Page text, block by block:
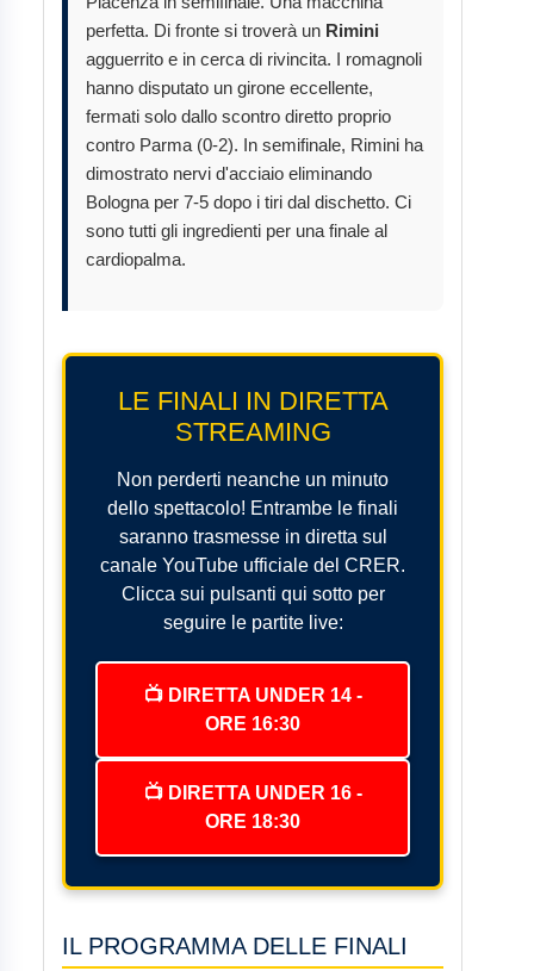
perfetta. Di fronte si troverà un Rimini
agguerrito e in cerca di rivincita. I romagnoli
hanno disputato un girone eccellente,
fermati solo dallo scontro diretto proprio
contro Parma (0-2). In semifinale, Rimini ha
dimostrato nervi d'acciaio eliminando
Bologna per 7-5 dopo i tiri dal dischetto. Ci
sono tutti gli ingredienti per una finale al
cardiopalma.
LE FINALI IN DIRETTA
STREAMING
Non perderti neanche un minuto
dello spettacolo! Entrambe le finali
saranno trasmesse in diretta sul
canale YouTube ufficiale del CRER.
Clicca sui pulsanti qui sotto per
seguire le partite live:
📺 DIRETTA UNDER 14 -
ORE 16:30
📺 DIRETTA UNDER 16 -
ORE 18:30
IL PROGRAMMA DELLE FINALI